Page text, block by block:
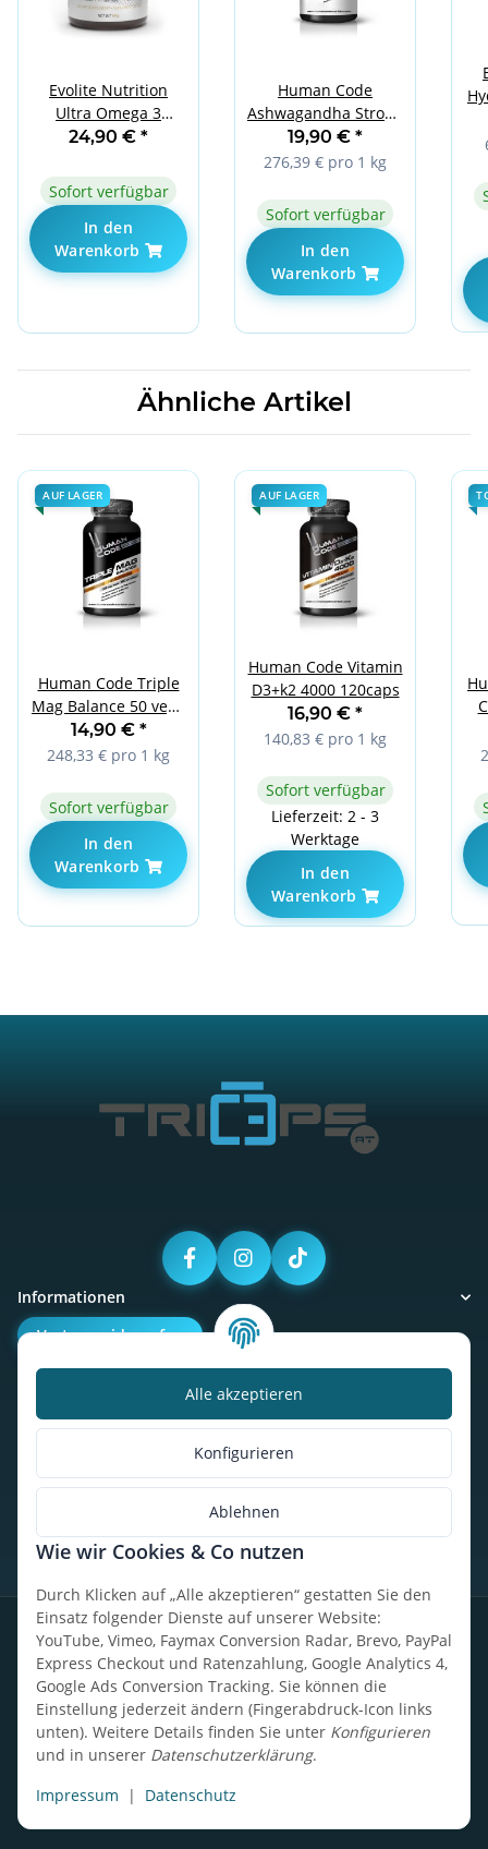
Alle akzeptieren
Konfigurieren
Ablehnen
Wie wir Cookies & Co nutzen
Durch Klicken auf „Alle akzeptieren“ gestatten Sie den
Einsatz folgender Dienste auf unserer Website:
YouTube, Vimeo, Faymax Conversion Radar, Brevo, PayPal
Express Checkout und Ratenzahlung, Google Analytics 4,
Google Ads Conversion Tracking. Sie können die
Einstellung jederzeit ändern (Fingerabdruck-Icon links
unten). Weitere Details finden Sie unter Konfigurieren
und in unserer Datenschutzerklärung.
Impressum
| Datenschutz
Evolite Nutrition
Ultra Omega 3
500EPA / 250DHA 100
24,90 € *
Sofort verfügbar
In den
Warenkorb
Human Code
Ashwagandha Strong
90caps
19,90 € *
276,39 € pro 1 kg
Sofort verfügbar
In den
Warenkorb
Ähnliche Artikel
AUF LAGER
Human Code Triple
Mag Balance 50 vege
caps
14,90 € *
248,33 € pro 1 kg
Sofort verfügbar
In den
Warenkorb
AUF LAGER
Human Code Vitamin
D3+k2 4000 120caps
16,90 € *
140,83 € pro 1 kg
Sofort verfügbar
Lieferzeit: 2 - 3
Werktage
In den
Warenkorb
Informationen
Vertrag widerrufen
Kalorienbedarfsrechner
So findest du uns
* Alle Preise inkl. gesetzlicher USt., zzgl.Versand
Datenschutz Widerrufsrecht AGBImpressumSitemap
Design, Entwicklung & technische Betreuung: UpCode.ONE Sp.
Powered by